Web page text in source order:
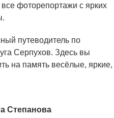
все фоторепортажи с ярких
путеводитель по
Серпухов. Здесь вы
на память весёлые, яркие,
Степанова